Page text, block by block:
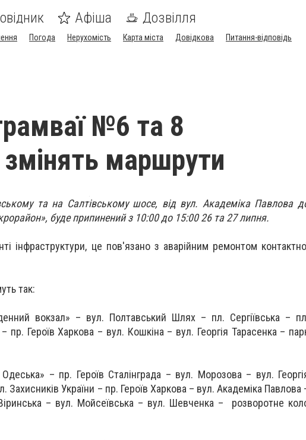
Афіша Дозвілля
Погода Нерухомість Карта міста Довідкова
Питання-відповідь
№6 та 8
маршрути
та на Салтівському шосе, від вул. Академіка Павлова
буде припинений з 10:00 до 15:00 26 та 27 липня.
інфраструктури, це пов'язано з аварійним ремонтом
так:
вокзал» – вул. Полтавський Шлях – пл. Сергіївська –
пр. Героїв Харкова – вул. Кошкіна – вул. Георгія Тарасенка –
– пр. Героїв Сталінграда – вул. Морозова – вул.
Захисників України – пр. Героїв Харкова – вул. Академіка Павлова
– вул. Мойсеївська – вул. Шевченка – розворотне